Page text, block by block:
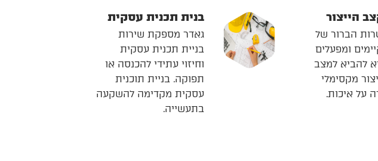
הייצור
הברור של
ומפעלים
להביא למצב
מקסימלי
על איכות.
בנית תכנית עסקית
גאדר מספקת שירות
בניית תכנית עסקית
וחיזוי עתידי להכנסה או
תפוקה. בניית תוכנית
עסקית מקדימה להשקעה
בתעשייה.